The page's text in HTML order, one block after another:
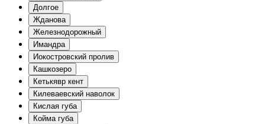
Долгое
Жданова
Железнодорожный
Имандра
Иокостровский пролив
Кашкозеро
Кетькявр кент
Килеваевский наволок
Кислая губа
Койма губа